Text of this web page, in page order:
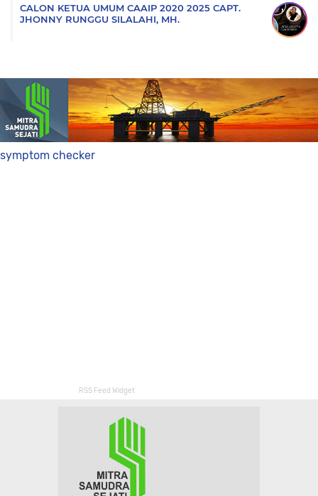
CALON KETUA UMUM CAAIP 2020 2025 CAPT.
JHONNY RUNGGU SILALAHI, MH.
symptom checker
RSS Feed Widget